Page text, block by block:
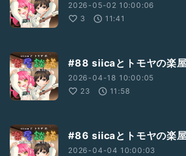
2026-05-02 10:00:06
3
11:41
#88 siicaとトモヤの楽
2026-04-18 10:00:05
23
11:58
#86 siicaとトモヤの楽
2026-04-04 10:00:03